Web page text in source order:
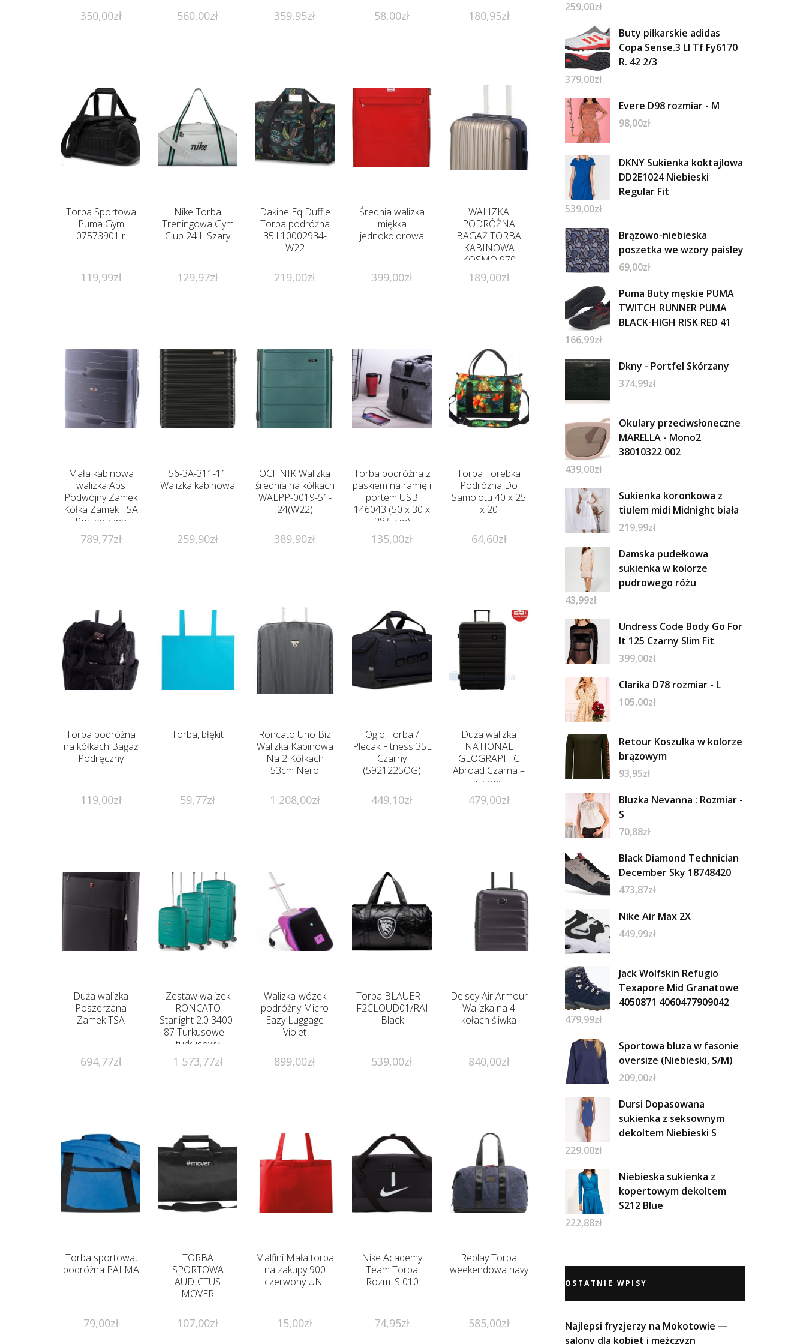
350,00zł 560,00zł 359,95zł 58,00zł 180,95zł
Torba Sportowa
Puma Gym
07573901 r
119,99zł
Nike Torba
Treningowa Gym
Club 24 L Szary
129,97zł
Dakine Eq Duffle
Torba podróżna
35 l 10002934-
W22
219,00zł
Średnia walizka
miękka
jednokolorowa
399,00zł
WALIZKA
PODRÓŻNA
BAGAŻ TORBA
KABINOWA
KOSMO 970
189,00zł
Mała kabinowa
walizka Abs
Podwójny Zamek
Kółka Zamek TSA
Poszerzana
789,77zł
56-3A-311-11
Walizka kabinowa
259,90zł
OCHNIK Walizka
średnia na kółkach
WALPP-0019-51-
24(W22)
389,90zł
Torba podróżna z
paskiem na ramię i
portem USB
146043 (50 x 30 x
28,5 cm)
135,00zł
Torba Torebka
Podróżna Do
Samolotu 40 x 25
x 20
64,60zł
Torba podróżna
na kółkach Bagaż
Podręczny
119,00zł
Torba, błękit
59,77zł
Roncato Uno Biz
Walizka Kabinowa
Na 2 Kółkach
53cm Nero
1 208,00zł
Ogio Torba /
Plecak Fitness 35L
Czarny
(5921225OG)
449,10zł
Duża walizka
NATIONAL
GEOGRAPHIC
Abroad Czarna –
czarny
479,00zł
Duża walizka
Poszerzana
Zamek TSA
694,77zł
Zestaw walizek
RONCATO
Starlight 2.0 3400-
87 Turkusowe –
turkusowy
1 573,77zł
Walizka-wózek
podróżny Micro
Eazy Luggage
Violet
899,00zł
Torba BLAUER –
F2CLOUD01/RAI
Black
539,00zł
Delsey Air Armour
Walizka na 4
kołach śliwka
840,00zł
Torba sportowa,
podróżna PALMA
79,00zł
TORBA
SPORTOWA
AUDICTUS
MOVER
107,00zł
Malfini Mała torba
na zakupy 900
czerwony UNI
15,00zł
Nike Academy
Team Torba
Rozm. S 010
74,95zł
Replay Torba
weekendowa navy
585,00zł
259,00zł
Buty piłkarskie adidas
Copa Sense.3 Ll Tf Fy6170
R. 42 2/3
379,00zł
Evere D98 rozmiar - M
98,00zł
DKNY Sukienka koktajlowa
DD2E1024 Niebieski
Regular Fit
539,00zł
Brązowo-niebieska
poszetka we wzory paisley
69,00zł
Puma Buty męskie PUMA
TWITCH RUNNER PUMA
BLACK-HIGH RISK RED 41
166,99zł
Dkny - Portfel Skórzany
374,99zł
Okulary przeciwsłoneczne
MARELLA - Mono2
38010322 002
439,00zł
Sukienka koronkowa z
tiulem midi Midnight biała
219,99zł
Damska pudełkowa
sukienka w kolorze
pudrowego różu
43,99zł
Undress Code Body Go For
It 125 Czarny Slim Fit
399,00zł
Clarika D78 rozmiar - L
105,00zł
Retour Koszulka w kolorze
brązowym
93,95zł
Bluzka Nevanna : Rozmiar -
S
70,88zł
Black Diamond Technician
December Sky 18748420
473,87zł
Nike Air Max 2X
449,99zł
Jack Wolfskin Refugio
Texapore Mid Granatowe
4050871 4060477909042
479,99zł
Sportowa bluza w fasonie
oversize (Niebieski, S/M)
209,00zł
Dursi Dopasowana
sukienka z seksownym
dekoltem Niebieski S
229,00zł
Niebieska sukienka z
kopertowym dekoltem
S212 Blue
222,88zł
OSTATNIE WPISY
Najlepsi fryzjerzy na Mokotowie —
salony dla kobiet i mężczyzn